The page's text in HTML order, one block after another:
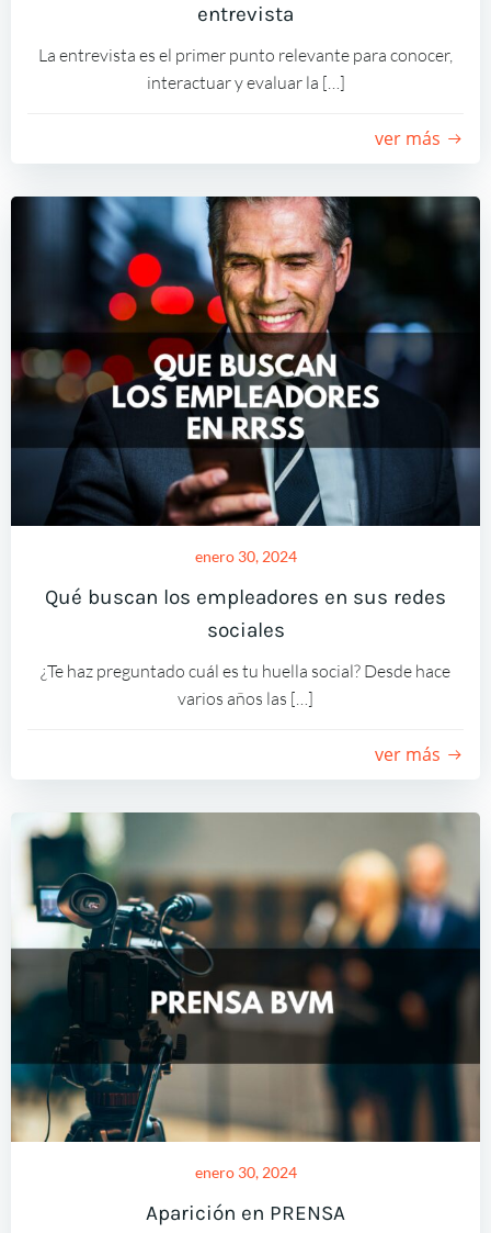
entrevista
La entrevista es el primer punto relevante para conocer,
interactuar y evaluar la […]
ver más
enero 30, 2024
Qué buscan los empleadores en sus redes
sociales
¿Te haz preguntado cuál es tu huella social? Desde hace
varios años las […]
ver más
enero 30, 2024
Aparición en PRENSA